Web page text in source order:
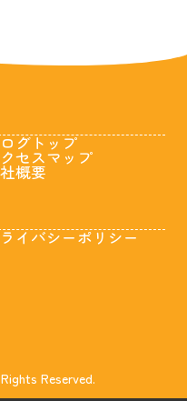
グトップ
セスマップ
概要
イバシーポリシー
Reserved.